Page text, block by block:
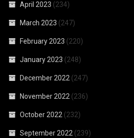
April 2023 (234)
March 2023 (247)
February 2023 (220)
January 2023 (248)
December 2022 (247)
November 2022 (236)
October 2022 (232)
September 2022 (239)